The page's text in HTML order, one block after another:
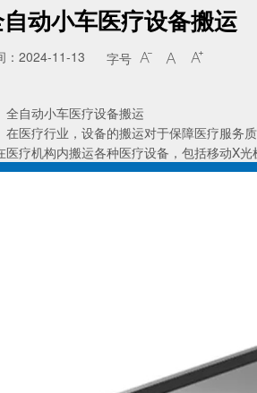
动小车医疗设备搬运
：2024-11-13 字号   
自动小车医疗设备搬运
疗行业，设备的搬运对于保障医疗服务质
医疗机构内搬运各种医疗设备，包括移动X光